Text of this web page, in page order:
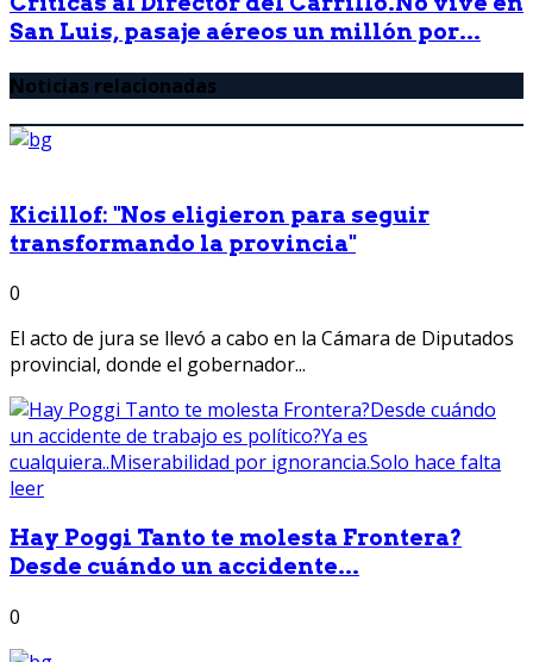
San Luis, pasaje aéreos un millón por...
Noticias relacionadas
Kicillof: "Nos eligieron para seguir
transformando la provincia"
0
El acto de jura se llevó a cabo en la Cámara de Diputados
provincial, donde el gobernador...
Hay Poggi Tanto te molesta Frontera?
Desde cuándo un accidente...
0